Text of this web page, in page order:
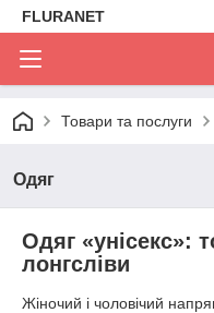
FLURANET
Товари та послуги
Одяг
Одяг «унісекс»:
лонгсліви
Жіночий і чоловічий